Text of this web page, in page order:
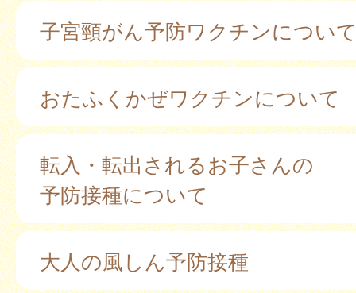
子宮頸がん予防ワクチンについ
おたふくかぜワクチンについて
転入・転出されるお子さんの
予防接種について
大人の風しん予防接種